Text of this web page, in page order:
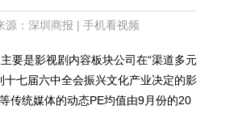
源：深圳商报 | 手机看视频
是影视剧内容板块公司在“渠道多元
七届六中全会振兴文化产业决定的影
传统媒体的动态PE均值由9月份的20